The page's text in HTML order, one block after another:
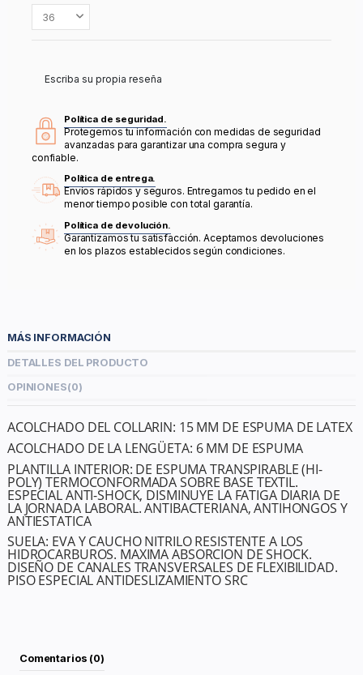
Escriba su propia reseña
Política de seguridad.
Protegemos tu información con medidas de seguridad
avanzadas para garantizar una compra segura y
confiable.
Política de entrega.
Envíos rápidos y seguros. Entregamos tu pedido en el
menor tiempo posible con total garantía.
Política de devolución.
Garantizamos tu satisfacción. Aceptamos devoluciones
en los plazos establecidos según condiciones.
MÁS INFORMACIÓN
DETALLES DEL PRODUCTO
OPINIONES(0)
ACOLCHADO DEL COLLARIN: 15 MM DE ESPUMA DE LATEX
ACOLCHADO DE LA LENGÜETA: 6 MM DE ESPUMA
PLANTILLA INTERIOR: DE ESPUMA TRANSPIRABLE (HI-
POLY) TERMOCONFORMADA SOBRE BASE TEXTIL.
ESPECIAL ANTI-SHOCK, DISMINUYE LA FATIGA DIARIA DE
LA JORNADA LABORAL. ANTIBACTERIANA, ANTIHONGOS Y
ANTIESTATICA
SUELA: EVA Y CAUCHO NITRILO RESISTENTE A LOS
HIDROCARBUROS. MAXIMA ABSORCION DE SHOCK.
DISEÑO DE CANALES TRANSVERSALES DE FLEXIBILIDAD.
PISO ESPECIAL ANTIDESLIZAMIENTO SRC
Comentarios (0)